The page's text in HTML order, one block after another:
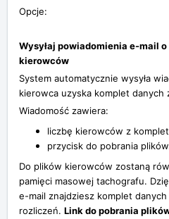
Opcje:
Wysyłaj powiadomienia e-mail
kierowców
System automatycznie wysyła
kierowca uzyska komplet danych
Wiadomość zawiera:
liczbę kierowców z
przycisk do pobrania
Do plików kierowców zostaną
pamięci masowej tachografu.
e-mail znajdziesz komplet
rozliczeń. Link do pobrania